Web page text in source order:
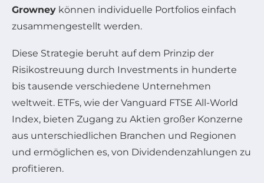
Growney können individuelle Portfolios einfach
zusammengestellt werden.
Diese Strategie beruht auf dem Prinzip der
Risikostreuung durch Investments in hunderte
bis tausende verschiedene Unternehmen
weltweit. ETFs, wie der Vanguard FTSE All-World
Index, bieten Zugang zu Aktien großer Konzerne
aus unterschiedlichen Branchen und Regionen
und ermöglichen es, von Dividendenzahlungen zu
profitieren.